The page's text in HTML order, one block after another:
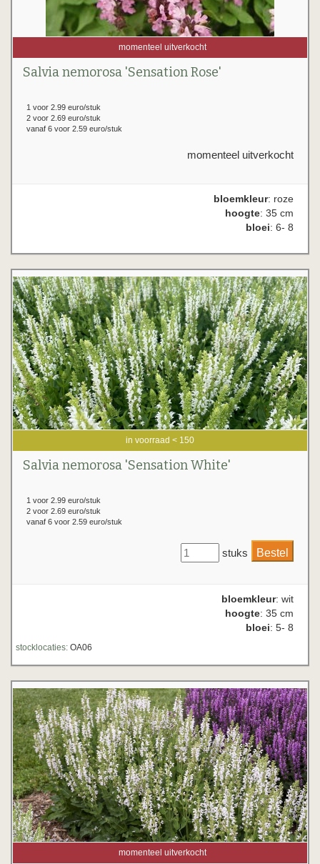
momenteel uitverkocht
Salvia nemorosa 'Sensation Rose'
1 voor 2.99 euro/stuk
2 voor 2.69 euro/stuk
vanaf 6 voor 2.59 euro/stuk
momenteel uitverkocht
bloemkleur: roze
hoogte: 35 cm
bloei: 6- 8
in voorraad < 150
Salvia nemorosa 'Sensation White'
1 voor 2.99 euro/stuk
2 voor 2.69 euro/stuk
vanaf 6 voor 2.59 euro/stuk
stuks
bloemkleur: wit
hoogte: 35 cm
bloei: 5- 8
stocklocaties: OA06
momenteel uitverkocht